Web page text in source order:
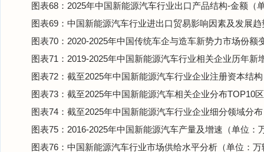
图表68：2025年中国新能源汽车行业出口产品结构-金额（
图表69：中国新能源汽车行业进出口贸易影响因素及发展趋
图表70：2020-2025年中国传统车企与造车新势力市场份额
图表71：2019-2025年中国新能源汽车行业相关企业历年新
图表72：截至2025年中国新能源汽车行业企业注册资本结
图表73：截至2025年中国新能源汽车相关企业分布TOP10
图表74：截至2025年中国新能源汽车行业企业细分领域分
图表75：2016-2025年中国新能源汽车产量及增速（单位：
图表76：中国新能源汽车行业市场供给水平分析（单位：万